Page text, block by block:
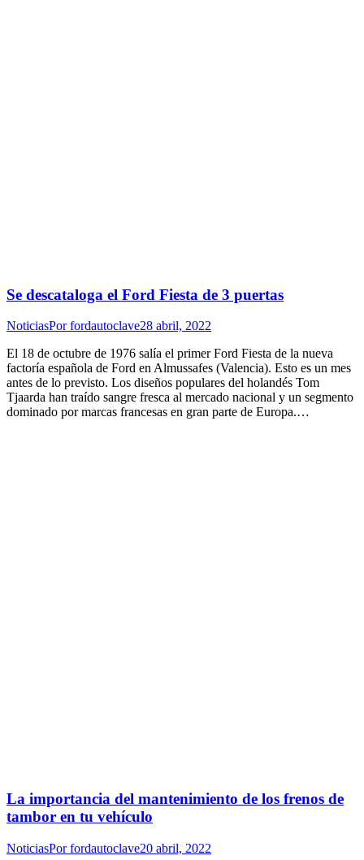
Se descataloga el Ford Fiesta de 3 puertas
NoticiasPorfordautoclave28 abril, 2022
El 18 de octubre de 1976 salía el primer Ford Fiesta de la nueva
factoría española de Ford en Almussafes (Valencia). Esto es un mes
antes de lo previsto. Los diseños populares del holandés Tom
Tjaarda han traído sangre fresca al mercado nacional y un segmento
dominado por marcas francesas en gran parte de Europa.…
La importancia del mantenimiento de los frenos de
tambor en tu vehículo
NoticiasPorfordautoclave20 abril, 2022